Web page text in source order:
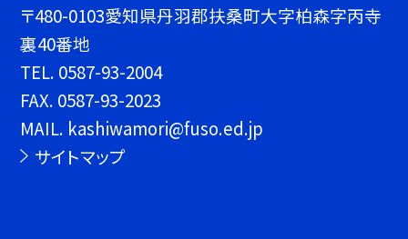
〒480-0103愛知県丹羽郡扶桑町大字柏森字丙寺
裏40番地
TEL. 0587-93-2004
FAX. 0587-93-2023
MAIL. kashiwamori@fuso.ed.jp
サイトマップ